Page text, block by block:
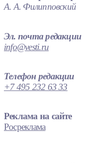
А. А. Филипповский
Эл. почта редакции
info@vesti.ru
Телефон редакции
+7 495 232 63 33
Реклама на сайте
Росреклама